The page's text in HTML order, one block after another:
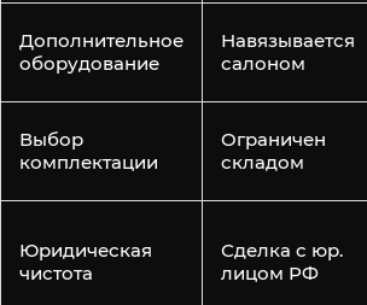
Дополнительное
оборудование
Навязывается
салоном
Выбор
комплектации
Ограничен
складом
Юридическая
чистота
Сделка с юр.
лицом РФ